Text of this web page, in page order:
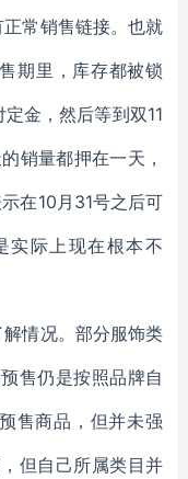
常销售链接。也就
期里，库存都被锁
金，然后等到双11
销量都押在一天，
在10月31号之后可
实际上现在根本不
情况。部分服饰类
售仍是按照品牌自
售商品，但并未强
但自己所属类目并